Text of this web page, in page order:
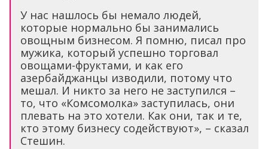
У нас нашлось бы немало людей,
которые нормально бы занимались
овощным бизнесом. Я помню, писал про
мужика, который успешно торговал
овощами-фруктами, и как его
азербайджанцы изводили, потому что
мешал. И никто за него не заступился –
то, что «Комсомолка» заступилась, они
плевать на это хотели. Как они, так и те,
кто этому бизнесу содействуют», – сказал
Стешин.